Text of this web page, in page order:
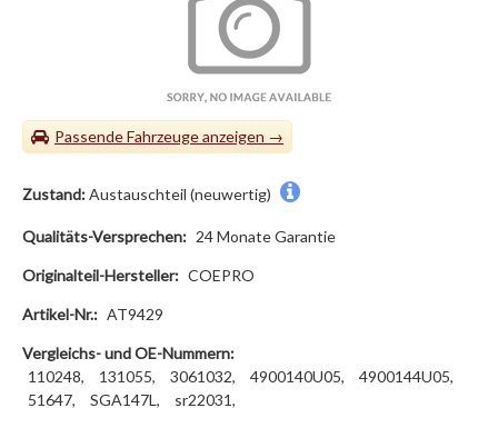
Passende Fahrzeuge
Zustand:Austauschteil (neuwertig)
Qualitäts-Versprechen: 24 Monate Garantie
Originalteil-Hersteller: COEPRO
Artikel-Nr.: AT9429
Vergleichs- und OE-Nummern:
110248,
131055, 3061032, 4900140U05,
4900144U05,
51647,
SGA147L, sr22031,